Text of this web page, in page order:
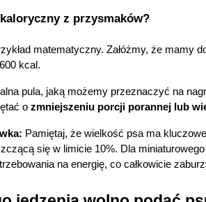
z przysmaków?
matematyczny. Załóżmy, że mamy
kcal.
pula, jaką możemy przeznaczyć na
o zmniejszeniu porcji porannej lub
Pamiętaj, że wielkość psa ma
się w limicie 10%. Dla
na energię, co całkowicie